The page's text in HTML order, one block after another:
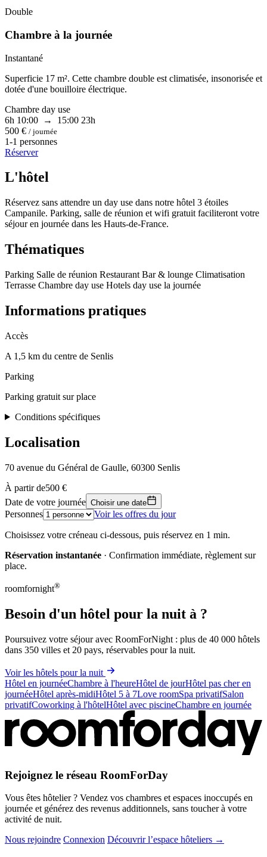
Double
Chambre à la journée
Instantané
Superficie 17 m². Cette chambre double est climatisée, insonorisée et
dotée d'une bouilloire électrique.
Chambre day use
6h 10:00 → 15:00 23h
500 € / journée
1-1 personnes
Réserver
L'hôtel
Réservez sans attendre un day use dans notre hôtel 3 étoiles
Campanile. Parking, salle de réunion et wifi gratuit faciliteront votre
séjour en journée dans les Hauts-de-France.
Thématiques
Parking Salle de réunion Restaurant Bar & lounge Climatisation
Terrasse Chambre day use Hotels day use la journée
Informations pratiques
Accès
A 1,5 km du centre de Senlis
Parking
Parking gratuit sur place
Conditions spécifiques
Localisation
70 avenue du Général de Gaulle, 60300 Senlis
500 €
+
−
À partir de500 €
Date de votre journée Choisir une date
Personnes Voir les offres du jour
Choisissez votre créneau ci-dessous, puis réservez en 1 min.
Réservation instantanée · Confirmation immédiate, règlement sur
place.
roomfornight®
Besoin d'un hôtel pour la nuit à ?
Poursuivez votre séjour avec RoomForNight : plus de 40 000 hôtels
dans 350 villes et 20 pays, réservables pour la nuit.
Voir les hôtels pour la nuit
Hôtel en journéeChambre à l'heureHôtel de jourHôtel pas cher en
journéeHôtel après-midiHôtel 5 à 7Love roomSpa privatifSalon
privatifCoworking à l'hôtelHôtel avec piscineChambre en journée
Rejoignez le réseau RoomForDay
Vous êtes hôtelier ? Vendez vos chambres et espaces inoccupés en
journée et générez des revenus additionnels, sans toucher à votre
activité de nuit.
Nous rejoindre Connexion Découvrir l’espace hôteliers →